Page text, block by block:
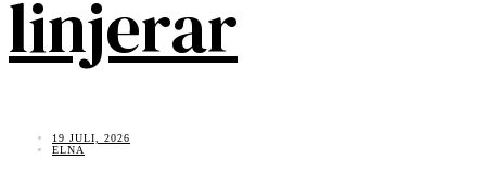
linjerar
19 JULI, 2026
ELNA